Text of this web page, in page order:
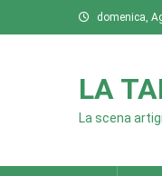
to
domenica,
LA
La scena